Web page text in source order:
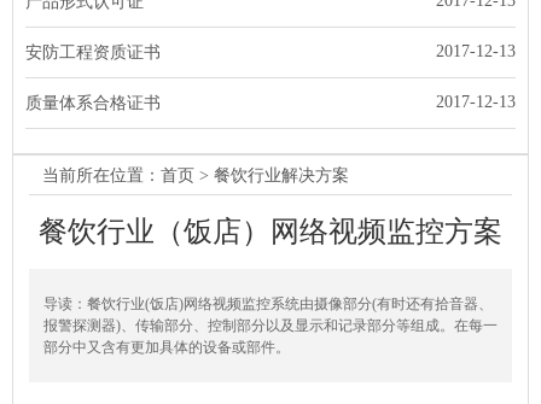
安防工程资质证书 2017-12-13
质量体系合格证书 2017-12-13
当前所在位置： 首页 > 餐饮行业解决方案
餐饮行业（饭店）网络视频监控方案
导读：餐饮行业(饭店)网络视频监控系统由摄像部分(有时还有拾音器、
报警探测器)、传输部分、控制部分以及显示和记录部分等组成。在每一
部分中又含有更加具体的设备或部件。